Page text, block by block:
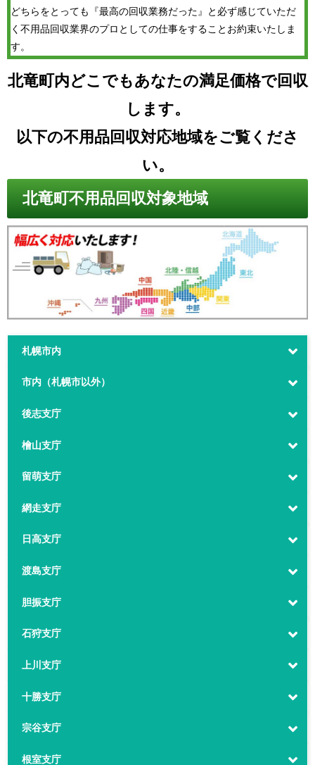
どちらをとっても『最高の回収業務だった』と必ず感じていただ
く不用品回収業界のプロとしての仕事をすることお約束いたしま
す。
北竜町内どこでもあなたの満足価格で回収
します。
以下の不用品回収対応地域をご覧くださ
い。
北竜町不用品回収対象地域
札幌市内
市内（札幌市以外）
後志支庁
檜山支庁
留萌支庁
網走支庁
日高支庁
渡島支庁
胆振支庁
石狩支庁
上川支庁
十勝支庁
宗谷支庁
根室支庁